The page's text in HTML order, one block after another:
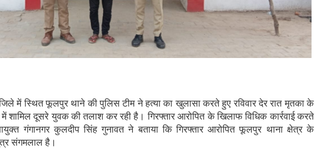
में स्थित फूलपुर थाने की पुलिस टीम ने हत्या का खुलासा करते हुए रविवार देर रात मृतका के
में शामिल दूसरे युवक की तलाश कर रही है। गिरफ्तार आरोपित के खिलाफ विधिक कार्रवाई करते
गंगानगर कुलदीप सिंह गुनावत ने बताया कि गिरफ्तार आरोपित फूलपुर थाना क्षेत्र के
संगमलाल है।